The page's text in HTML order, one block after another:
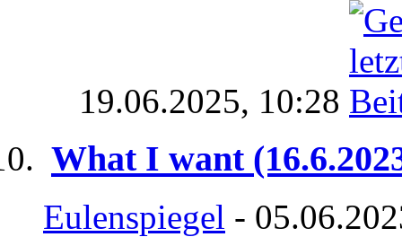
19.06.2025, 10:28
What I want
Eulenspiegel -